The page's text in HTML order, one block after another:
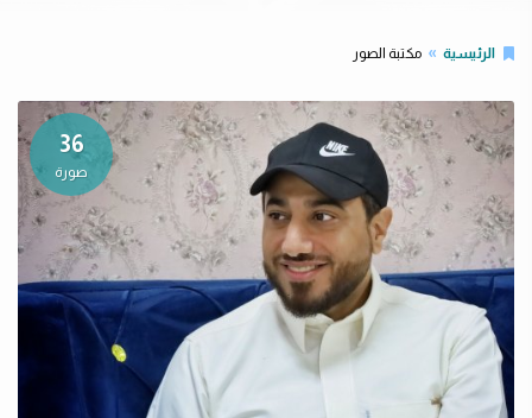
الرئيسية مكتبة الصور
36
صورة